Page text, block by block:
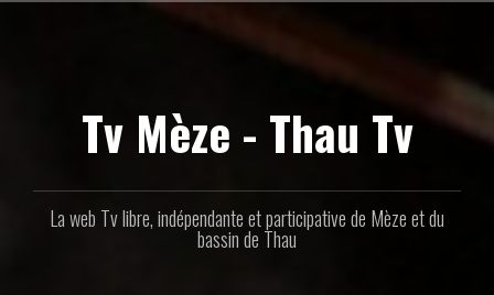
Tv Mèze - Thau Tv
La web Tv libre, indépendante et participative de Mèze et du
bassin de Thau